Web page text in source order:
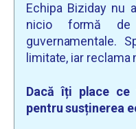
Echipa Biziday nu
nicio formă de
guvernamentale.
limitate, iar reclama
Dacă îți place
pentru susținerea